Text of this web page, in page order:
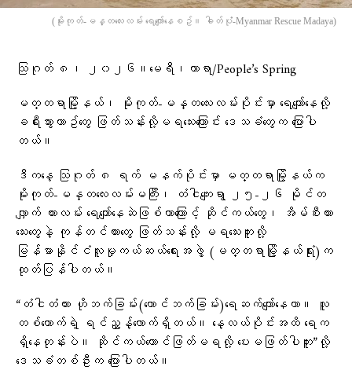
(မိုးကုတ်-မန္တလေးလမ်း ရေကျော်နေစဥ်။ ဓါတ်ပုံံ-Myanmar Rescue Madaya)
သြဂုတ် ၈၊ ၂၀၂၆။မေရီ၊တာရာ/People’s Spring
မတ္တရာမြို့နယ်၊ မိုးကုတ်-မန္တလေးလမ်းပိုင်းမှာ ရေကျော်နေလို့
ခရီးသွားယာဥ်တွေ ဖြတ်သန်းလို့မရသေးကြောင်း ဒေသခံတွေက ပြောပါ
တယ်။
ဒီကနေ့ သြဂုတ် ၈ ရက် မနက်ပိုင်းမှာ မတ္တရာမြို့နယ်က
မိုးကုတ်-မန္တလေးလမ်းမကြီး၊ တံငါကျေးရွာ ၂၅-၂၆ မိုင်တ
လျှာက် ကားလမ်း ရေကျော်နေဆဲဖြစ်တာကြောင့် ဆိုင်ကယ်တွေ၊ အိမ်စီးကား
သေးတွေနဲ့ ကုန်တင်ကားတွေ ဖြတ်သန်းလို့ မရသေးဘူးလို့
မြန်မာနိုင်ငံလူမှုကယ်ဆယ်ရေးအဖွဲ့ (မတ္တရာမြို့နယ်ရုံး)က
ထုတ်ပြန်ပါတယ်။
“တံငါတံတား ဟိုဘက်ခြမ်း(တောင်ဘက်ခြမ်း)ရေဆက်ကျော်နေတာ။ လူ
တစ်ယောက်ရဲ့ ရင်ညွှန့်လောက်ရှိတယ်။ နေ့လယ်ပိုင်းအထိ ရေက
ရှိနေတုန်းပဲ။ ဆိုင်ကယ်တောင်ဖြတ်မရလို့ ပေးမဖြတ်ပါဘူး”လို့
ဒေသခံတစ်ဦးက ပြောပါတယ်။